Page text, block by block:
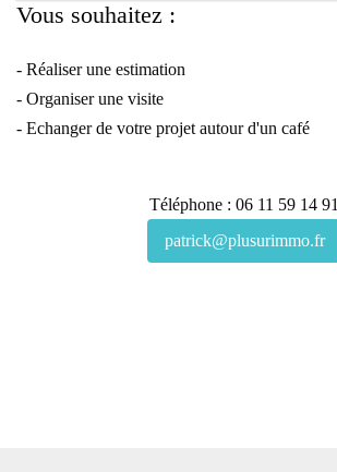
Vous souhaitez :
- Réaliser une estimation
- Organiser une visite
- Echanger de votre projet autour d'un café
Téléphone : 06 11 59 14 91
patrick@plusurimmo.fr